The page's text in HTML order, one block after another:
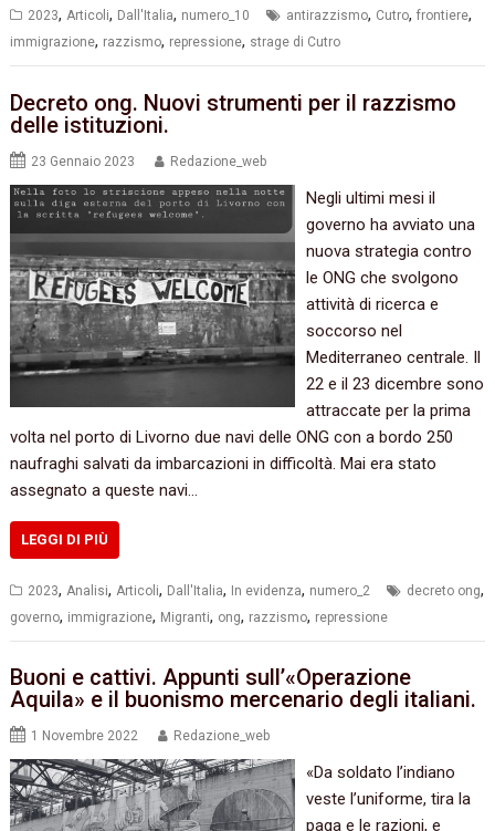
2023,Articoli, Dall'Italia, numero_10 antirazzismo, Cutro,frontiere,
immigrazione, razzismo, repressione, strage di Cutro
Decreto ong. Nuovi strumenti per il razzismo
delle istituzioni.
23 Gennaio 2023 Redazione_web
Negli ultimi mesi il
governo ha avviato una
nuova strategia contro
le ONG che svolgono
attività di ricerca e
soccorso nel
Mediterraneo centrale. Il
22 e il 23 dicembre sono
attraccate per la prima
volta nel porto di Livorno due navi delle ONG con a bordo 250
naufraghi salvati da imbarcazioni in difficoltà. Mai era stato
assegnato a queste navi…
LEGGI DI PIÙ
2023, Analisi, Articoli, Dall'Italia, In evidenza, numero_2 decreto ong,
governo, immigrazione, Migranti, ong, razzismo, repressione
Buoni e cattivi. Appunti sull’«Operazione
Aquila» e il buonismo mercenario degli italiani.
1 Novembre 2022 Redazione_web
«Da soldato l’indiano
veste l’uniforme, tira la
paga e le razioni, e